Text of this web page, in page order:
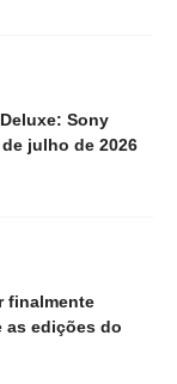
Sony
julho de 2026
finalmente
as edições do